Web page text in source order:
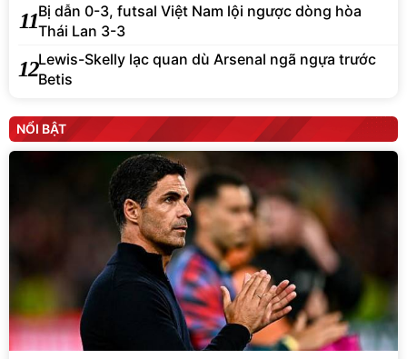
11Bị dẫn 0-3, futsal Việt Nam lội ngược dòng hòa
Thái Lan 3-3
12Lewis-Skelly lạc quan dù Arsenal ngã ngựa trước
Betis
NỔI BẬT